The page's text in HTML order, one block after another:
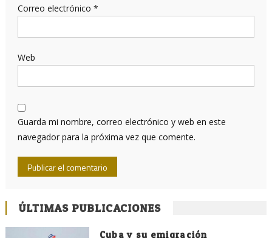
Correo electrónico *
Web
Guarda mi nombre, correo electrónico y web en este
navegador para la próxima vez que comente.
ÚLTIMAS PUBLICACIONES
Cuba y su emigración